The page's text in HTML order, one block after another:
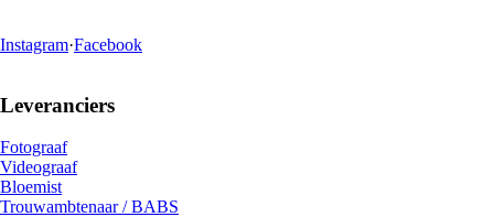
Instagram·Facebook
Leveranciers
Fotograaf
Videograaf
Bloemist
Trouwambtenaar / BABS